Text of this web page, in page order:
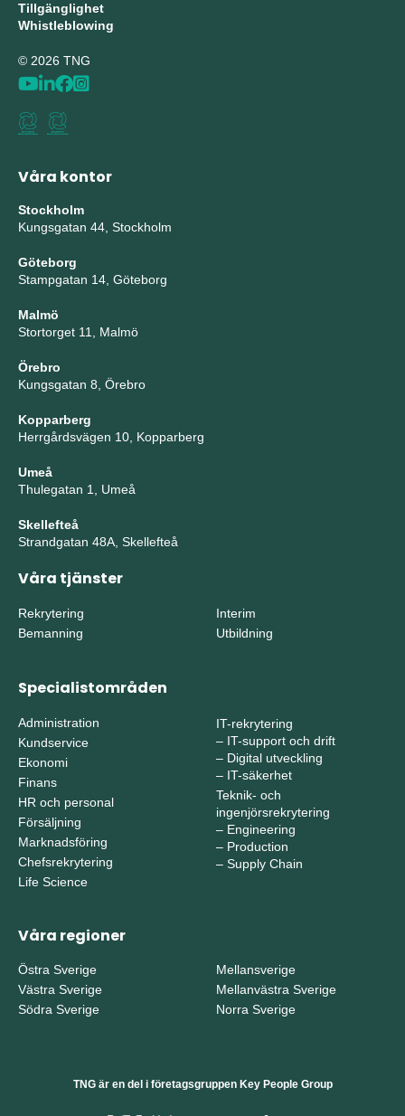
Tillgänglighet
Whistleblowing
© 2026 TNG
Våra kontor
Stockholm
Kungsgatan 44, Stockholm
Göteborg
Stampgatan 14, Göteborg
Malmö
Stortorget 11, Malmö
Örebro
Kungsgatan 8, Örebro
Kopparberg
Herrgårdsvägen 10, Kopparberg
Umeå
Thulegatan 1, Umeå
Skellefteå
Strandgatan 48A, Skellefteå
Våra tjänster
Rekrytering
Bemanning
Interim
Utbildning
Specialistområden
Administration
Kundservice
Ekonomi
Finans
HR och personal
Försäljning
Marknadsföring
Chefsrekrytering
Life Science
IT-rekrytering
– IT-support och drift
– Digital utveckling
– IT-säkerhet
Teknik- och
ingenjörsrekrytering
– Engineering
– Production
– Supply Chain
Våra regioner
Östra Sverige
Västra Sverige
Södra Sverige
Mellansverige
Mellanvästra Sverige
Norra Sverige
TNG är en del i företagsgruppen Key People Group